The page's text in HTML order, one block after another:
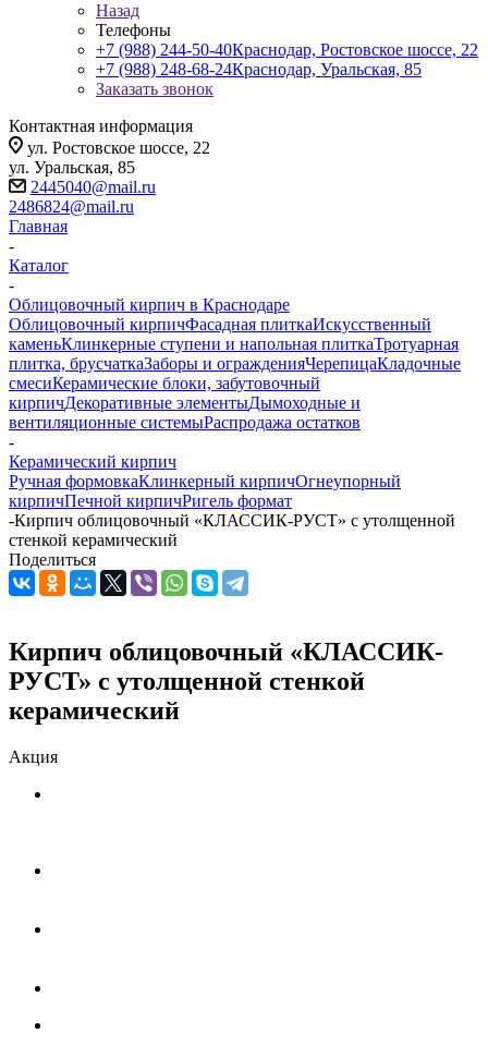
Назад
Телефоны
+7 (988) 244-50-40Краснодар, Ростовское шоссе, 22
+7 (988) 248-68-24Краснодар, Уральская, 85
Заказать звонок
Контактная информация
ул. Ростовское шоссе, 22
ул. Уральская, 85
2445040@mail.ru
2486824@mail.ru
Главная
-
Каталог
-
Облицовочный кирпич в Краснодаре
Облицовочный кирпичФасадная плиткаИскусственный
каменьКлинкерные ступени и напольная плиткаТротуарная
плитка, брусчаткаЗаборы и огражденияЧерепицаКладочные
смесиКерамические блоки, забутовочный
кирпичДекоративные элементыДымоходные и
вентиляционные системыРаспродажа остатков
-
Керамический кирпич
Ручная формовкаКлинкерный кирпичОгнеупорный
кирпичПечной кирпичРигель формат
-Кирпич облицовочный «КЛАССИК-РУСТ» с утолщенной
стенкой керамический
Поделиться
Кирпич облицовочный «КЛАССИК-
РУСТ» с утолщенной стенкой
керамический
Акция